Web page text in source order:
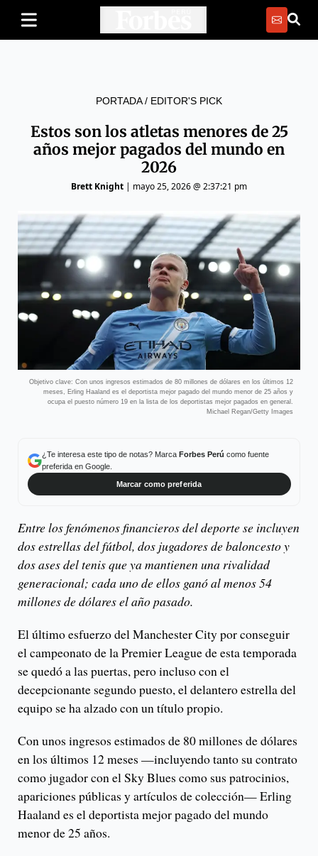
PORTADA/ EDITOR'S PICK
Estos son los atletas menores de 25
años mejor pagados del mundo en
2026
Brett Knight | mayo 25, 2026 @ 2:37:21 pm
Objetivo clave: Con unos ingresos estimados de 80 millones de dólares en los últimos 12
meses, Erling Haaland es el deportista mejor pagado del mundo menor de 25 años y
ocupa el puesto número 19 en la lista de los deportistas mejor pagados en general.
Michael Regan/Getty Images
¿Te interesa este tipo de notas? Marca Forbes Perú como fuente
preferida en Google.
Marcar como preferida
Entre los fenómenos financieros del deporte se incluyen
dos estrellas del fútbol, ​​dos jugadores de baloncesto y
dos ases del tenis que ya mantienen una rivalidad
generacional; cada uno de ellos ganó al menos 54
millones de dólares el año pasado.
El último esfuerzo del Manchester City por conseguir
el campeonato de la Premier League de esta temporada
se quedó a las puertas, pero incluso con el
decepcionante segundo puesto, el delantero estrella del
equipo se ha alzado con un título propio.
Con unos ingresos estimados de 80 millones de dólares
en los últimos 12 meses —incluyendo tanto su contrato
como jugador con el Sky Blues como sus patrocinios,
apariciones públicas y artículos de colección— Erling
Haaland es el deportista mejor pagado del mundo
menor de 25 años.